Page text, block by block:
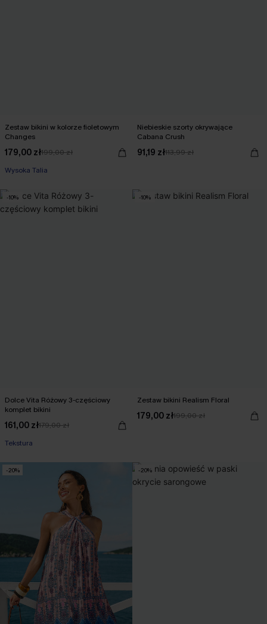
Zestaw bikini w kolorze fioletowym
Changes
179,00 zł199,00 zł
Wysoka Talia
Niebieskie szorty okrywające
Cabana Crush
91,19 zł113,99 zł
-10%
Dolce Vita Różowy 3-częściowy
komplet bikini
161,00 zł179,00 zł
Tekstura
-10%
Zestaw bikini Realism Floral
179,00 zł199,00 zł
-20% -20%